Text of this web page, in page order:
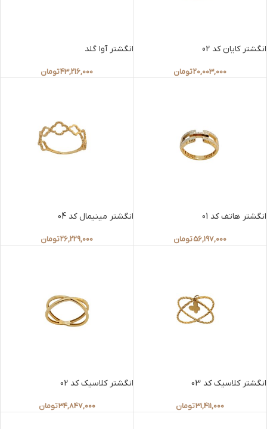
انگشتر کایان کد 02
20,003,000تومان
انگشتر آوا گلد
43,216,000تومان
انگشتر هاتف کد 01
56,197,000تومان
انگشتر مینیمال کد 04
26,229,000تومان
انگشتر کلاسیک کد 03
31,411,000تومان
انگشتر کلاسیک کد 02
34,847,000تومان